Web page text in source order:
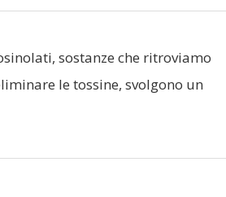
sostanze che ritroviamo
le tossine, svolgono un